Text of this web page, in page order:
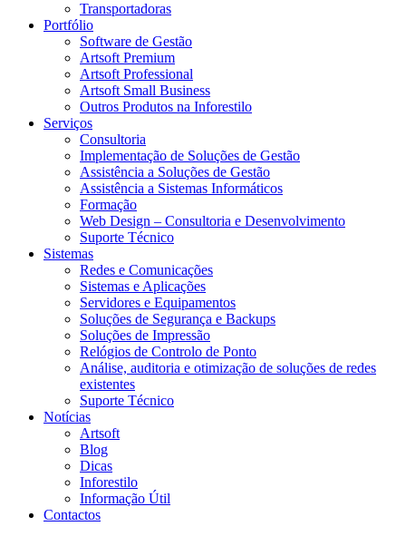
Transportadoras
Portfólio
Software de Gestão
Artsoft Premium
Artsoft Professional
Artsoft Small Business
Outros Produtos na Inforestilo
Serviços
Consultoria
Implementação de Soluções de Gestão
Assistência a Soluções de Gestão
Assistência a Sistemas Informáticos
Formação
Web Design – Consultoria e Desenvolvimento
Suporte Técnico
Sistemas
Redes e Comunicações
Sistemas e Aplicações
Servidores e Equipamentos
Soluções de Segurança e Backups
Soluções de Impressão
Relógios de Controlo de Ponto
Análise, auditoria e otimização de soluções de redes
existentes
Suporte Técnico
Notícias
Artsoft
Blog
Dicas
Inforestilo
Informação Útil
Contactos